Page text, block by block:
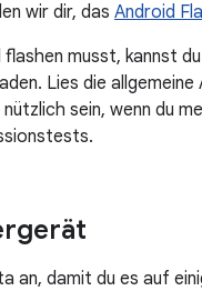
wir dir, das Android
musst, kannst
Lies die allgemeine
sein, wenn du
an, damit du es auf